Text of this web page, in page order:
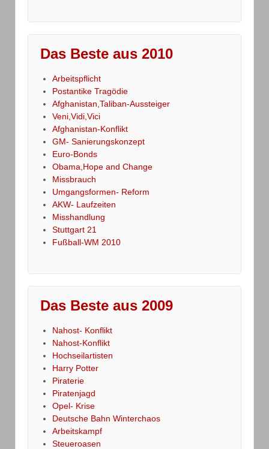
Das Beste aus 2010
Arbeitspflicht
Postantike Tragödie
Afghanistan,Taliban-Aussteiger
Veni,Vidi,Vici
Afghanistan-Konflikt
GM- Sanierungskonzept
Euro-Bonds
Obama,Hope and Change
Missbrauch
Umgangsformen- Reform
AKW- Laufzeiten
Misshandlung
Stuttgart 21
Fußball-WM 2010
Das Beste aus 2009
Nahost- Konflikt
Nahost-Konflikt
Hochseilartisten
Harry Potter
Piraterie
Piratenjagd
Opel- Krise
Deutsche Bahn Winterchaos
Arbeitskampf
Steueroasen